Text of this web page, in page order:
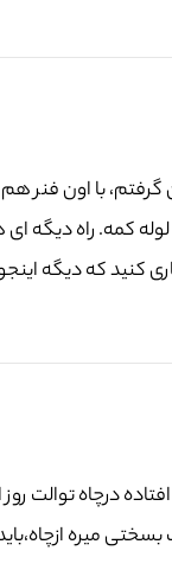
با اون فنر هم
کمه. راه دیگه
کنید که دیگه
افتاده درچاه توالت
بسختی میره